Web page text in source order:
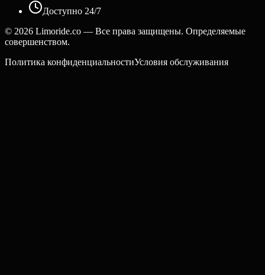
Доступно 24/7
© 2026 Limoride.co — Все права защищены. Определяемые
совершенством.
Политика конфиденциальностиУсловия обслуживания